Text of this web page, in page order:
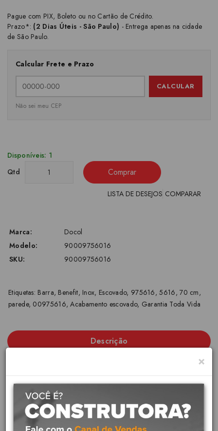
Pague com PIX, Boleto ou no Cartão de Crédito.
Prazo*: (2 Dias Úteis - São Paulo) - Entrega apenas na cidade
de São Paulo.
Calcular Frete e Prazo
CALCULAR
Não sei meu CEP
Disponíveis: 1
Qtd
Comprar
LISTA DE DESEJOS COMPARAR
Marca:
Docol
Modelo:
90009756016
SKU:
90009756016
Etiquetas: Barra, Benefit, Inox, Escovado, 975616,5616,70 cm,
parede, 00975616,Acabamento escovado, Garantia Toda Vida
Descrição
Docol - Linha BARRA DE APOIO
O principal diferencial da linha Benetif é a durabilidade para
×